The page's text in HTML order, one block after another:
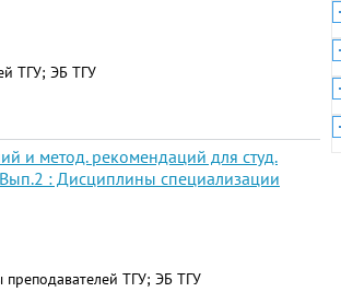
ТГУ; ЭБ ТГУ
и метод. рекомендаций для студ.
: Дисциплины специализации
ТГУ; ЭБ ТГУ